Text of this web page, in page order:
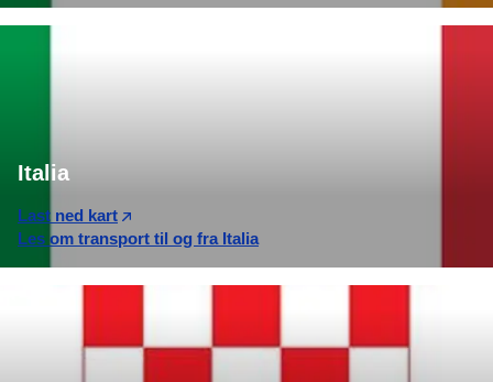
Italia
Last ned kart
Les om transport til og fra Italia